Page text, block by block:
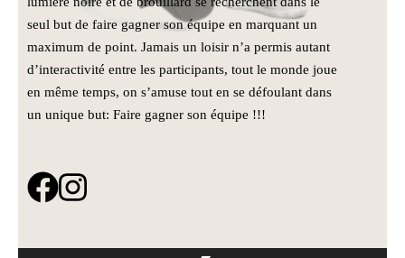
seul but de faire gagner son équipe en marquant un
maximum de point. Jamais un loisir n’a permis autant
d’interactivité entre les participants, tout le monde joue
en même temps, on s’amuse tout en se défoulant dans
un unique but: Faire gagner son équipe !!!